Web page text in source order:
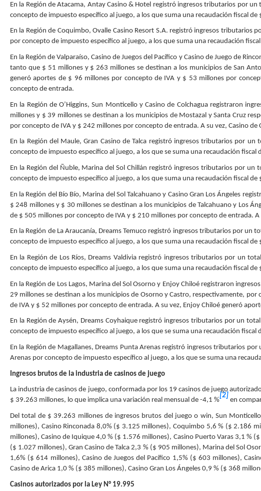
En la Región de Atacama, Antay Casino & Hotel registró ingresos tributarios por
concepto de impuesto específico al juego, a los que suma una recaudación fiscal
En la Región de Coquimbo, Ovalle Casino Resort S.A. registró ingresos
por concepto de impuesto específico al juego, a los que suma una recaudación
En la Región de Valparaíso, Casino de Juegos del Pacífico y Casino de Juego de
tanto que $ 51 millones y $ 263 millones se destinan a los municipios de San
generó aportes de $ 96 millones por concepto de IVA y $ 53 millones por
concepto de entrada.
En la Región de O’Higgins, Sun Monticello y Casino de Colchagua registraron
millones y $ 39 millones se destinan a los municipios de Mostazal y Santa Cruz
por concepto de IVA y $ 242 millones por concepto de entrada. A su vez, Casino
En la Región del Maule, Gran Casino de Talca registró ingresos tributarios por
concepto de impuesto específico al juego, a los que se suma una recaudación
En la Región del Ñuble, Marina del Sol Chillán registró ingresos tributarios por
concepto de impuesto específico al juego, a los que suma una recaudación fiscal
En la Región del Bío Bío, Marina del Sol Talcahuano y Casino Gran Los Ángeles
$ 248 millones y $ 30 millones se destinan a los municipios de Talcahuano y Los
de $ 505 millones por concepto de IVA y $ 210 millones por concepto de entrada.
En la Región de La Araucanía, Dreams Temuco registró ingresos tributarios por
concepto de impuesto específico al juego, a los que suma una recaudación fiscal
En la Región de Los Ríos, Dreams Valdivia registró ingresos tributarios por un
concepto de impuesto específico al juego, a los que suma una recaudación fiscal
En la Región de Los Lagos, Marina del Sol Osorno y Enjoy Chiloé registraron
29 millones se destinan a los municipios de Osorno y Castro, respectivamente,
de IVA y $ 52 millones por concepto de entrada. A su vez, Enjoy Chiloé generó
En la Región de Aysén, Dreams Coyhaique registró ingresos tributarios por un
concepto de impuesto específico al juego, a los que se suma una recaudación
En la Región de Magallanes, Dreams Punta Arenas registró ingresos tributarios por
Arenas por concepto de impuesto específico al juego, a los que se suma una
Ingresos brutos de la industria de casinos de juego
La industria de casinos de juego, conformada por los 19 casinos de juego
$ 39.263 millones, lo que implica una variación real mensual de -4,1 %
[2]
en
Del total de $ 39.263 millones de ingresos brutos del juego o win, Sun
millones), Casino Rinconada 8,0% ($ 3.125 millones), Coquimbo 5,6 % ($ 2.186
millones), Casino de Iquique 4,0 % ($ 1.576 millones), Casino Puerto Varas 3,1 %
($ 1.027 millones), Gran Casino de Talca 2,3 % ($ 905 millones), Marina del Sol
1,6% ($ 614 millones), Casino de Juegos del Pacífico 1,5% ($ 603 millones),
Casino de Arica 1,0 % ($ 385 millones), Casino Gran Los Ángeles 0,9 % ($ 368
Casinos autorizados por la Ley N° 19.995